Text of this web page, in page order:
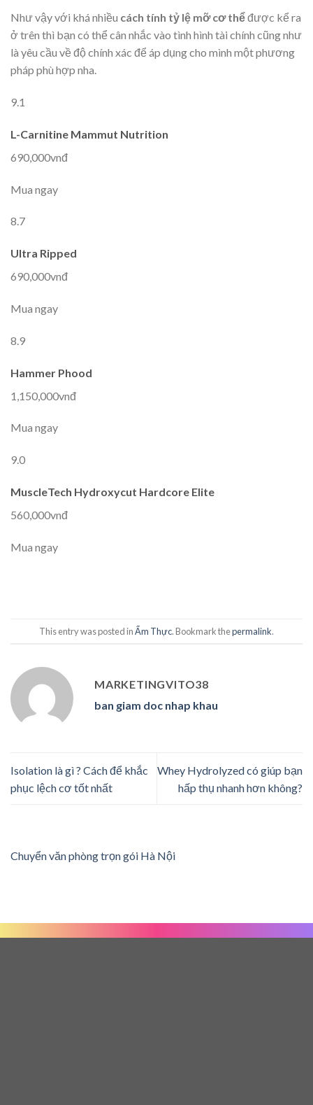
Như vậy với khá nhiều cách tính tỷ lệ mỡ cơ thểđược kể ra
ở trên thì bạn có thể cân nhắc vào tình hình tài chính cũng như
là yêu cầu về độ chính xác để áp dụng cho mình một phương
pháp phù hợp nha.
9.1
L-Carnitine Mammut Nutrition
690,000vnđ
Mua ngay
8.7
Ultra Ripped
690,000vnđ
Mua ngay
8.9
Hammer Phood
1,150,000vnđ
Mua ngay
9.0
MuscleTech Hydroxycut Hardcore Elite
560,000vnđ
Mua ngay
This entry was posted inẨm Thực. Bookmark thepermalink.
MARKETINGVITO38
ban giam doc nhap khau
Isolation là gì ? Cách để khắc
phục lệch cơ tốt nhất
Whey Hydrolyzed có giúp bạn
hấp thụ nhanh hơn không?
Chuyển văn phòng trọn gói Hà Nội